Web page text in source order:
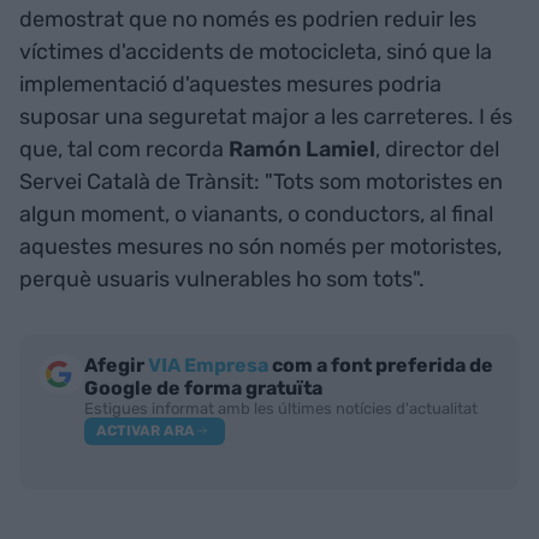
demostrat que no només es podrien reduir les
víctimes d'accidents de motocicleta, sinó que la
implementació d'aquestes mesures podria
suposar una seguretat major a les carreteres. I és
que, tal com recorda Ramón Lamiel, director del
Servei Català de Trànsit: "Tots som motoristes en
algun moment, o vianants, o conductors, al final
aquestes mesures no són només per motoristes,
perquè usuaris vulnerables ho som tots".
AfegirVIA Empresa com a font preferida de
Google de forma gratuïta
Estigues informat amb les últimes notícies d'actualitat
ACTIVAR ARA